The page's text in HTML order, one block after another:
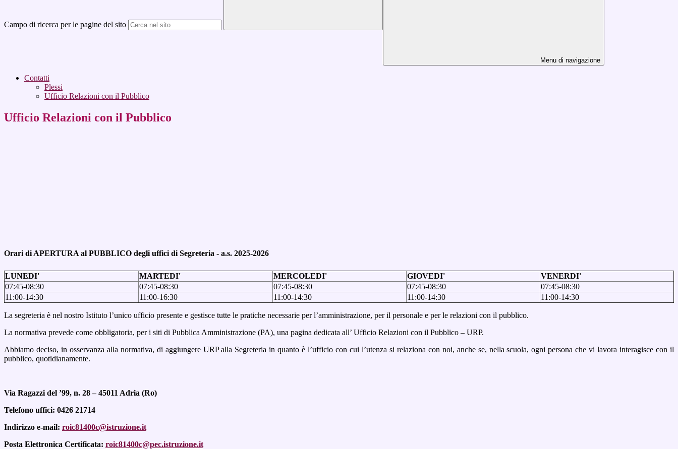
Campo di ricerca per le pagine del sito
Menu di navigazione
Contatti
Plessi
Ufficio Relazioni con il Pubblico
Ufficio Relazioni con il Pubblico
Orari di APERTURA al PUBBLICO degli uffici di Segreteria - a.s. 2025-2026
LUNEDI' MARTEDI' MERCOLEDI' GIOVEDI'
VENERDI'
07:45-08:30
07:45-08:30 07:45-08:30 07:45-08:30
07:45-08:30
11:00-14:30
11:00-16:30 11:00-14:30 11:00-14:30 11:00-14:30
La segreteria è nel nostro Istituto l’unico ufficio presente e gestisce tutte le pratiche necessarie per l’amministrazione, per il personale e per le relazioni con il pubblico.
La normativa prevede come obbligatoria, per i siti di Pubblica Amministrazione (PA), una pagina dedicata all’ Ufficio Relazioni con il Pubblico – URP.
Abbiamo deciso, in osservanza alla normativa, di aggiungere URP alla Segreteria in quanto è l’ufficio con cui l’utenza si relaziona con noi, anche se, nella scuola, ogni persona che vi lavora interagisce con il
pubblico, quotidianamente.
Via Ragazzi del ’99, n. 28 – 45011 Adria (Ro)
Telefono uffici: 0426 21714
Indirizzo e-mail: roic81400c@istruzione.it
Posta Elettronica Certificata: roic81400c@pec.istruzione.it